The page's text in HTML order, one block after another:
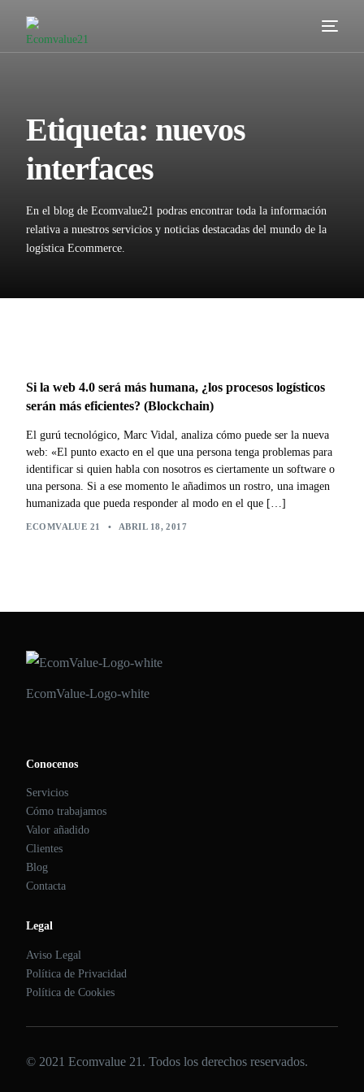
Etiqueta: nuevos
interfaces
En el blog de Ecomvalue21 podras encontrar toda la información
relativa a nuestros servicios y noticias destacadas del mundo de la
logística Ecommerce.
Si la web 4.0 será más humana, ¿los procesos logísticos
serán más eficientes? (Blockchain)
El gurú tecnológico, Marc Vidal, analiza cómo puede ser la nueva
web: «El punto exacto en el que una persona tenga problemas para
identificar si quien habla con nosotros es ciertamente un software o
una persona. Si a ese momento le añadimos un rostro, una imagen
humanizada que pueda responder al modo en el que […]
ECOMVALUE 21 • ABRIL 18, 2017
EcomValue-Logo-white
Conocenos
Servicios
Cómo trabajamos
Valor añadido
Clientes
Blog
Contacta
Legal
Aviso Legal
Política de Privacidad
Política de Cookies
© 2021 Ecomvalue 21. Todos los derechos reservados.
Valor añadido
Blog